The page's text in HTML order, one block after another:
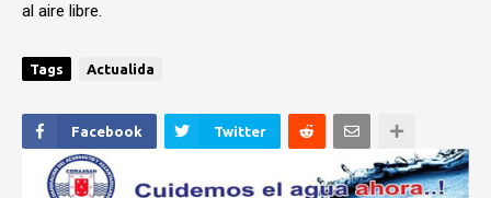
al aire libre.
Tags Actualida
Facebook Twitter